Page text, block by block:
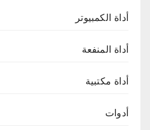
أداة الكمبيوتر
أداة المنفعة
أداة مكتبية
أدوات